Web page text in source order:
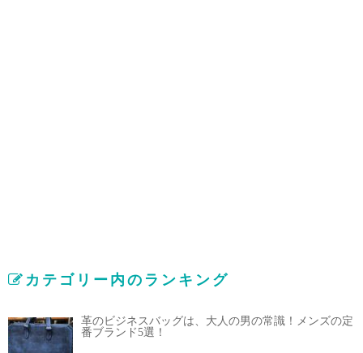
カテゴリー内のランキング
革のビジネスバッグは、大人の男の常識！メンズの定
番ブランド5選！